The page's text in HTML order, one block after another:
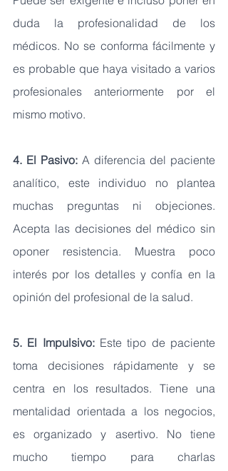
duda la profesionalidad de los
médicos. No se conforma fácilmente y
es probable que haya visitado a varios
profesionales anteriormente por el
mismo motivo.
4. El Pasivo: A diferencia del paciente
analítico, este individuo no plantea
muchas preguntas ni objeciones.
Acepta las decisiones del médico sin
oponer resistencia. Muestra poco
interés por los detalles y confía en la
opinión del profesional de la salud.
5. El Impulsivo: Este tipo de paciente
toma decisiones rápidamente y se
centra en los resultados. Tiene una
mentalidad orientada a los negocios,
es organizado y asertivo. No tiene
mucho tiempo para charlas